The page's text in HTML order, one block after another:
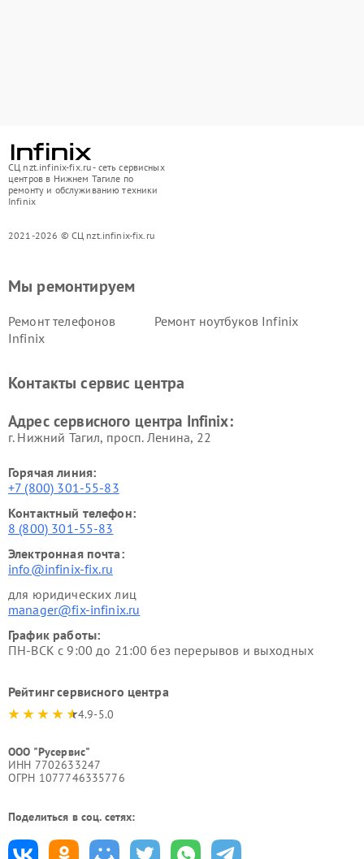
СЦ nzt.infinix-fix.ru - сеть сервисных
центров в Нижнем Тагиле по
ремонту и обслуживанию техники
Infinix
2021-2026 © СЦ nzt.infinix-fix.ru
Мы ремонтируем
Ремонт телефонов
Infinix
Ремонт ноутбуков Infinix
Контакты сервис центра
Адрес сервисного центра Infinix:
г. Нижний Тагил, просп. Ленина, 22
Горячая линия:
+7 (800) 301-55-83
Контактный телефон:
8 (800) 301-55-83
Электронная почта:
info@infinix-fix.ru
для юридических лиц
manager@fix-infinix.ru
График работы:
ПН-ВСК с 9:00 до 21:00 без перерывов и выходных
Рейтинг сервисного центра
4.9-5.0
ООО "Русервис"
ИНН 7702633247
ОГРН 1077746335776
Поделиться в соц. сетях: